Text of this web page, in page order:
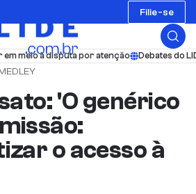
Filie-se
disputa por atenção Debates do LIDE
'O genérico
o acesso à